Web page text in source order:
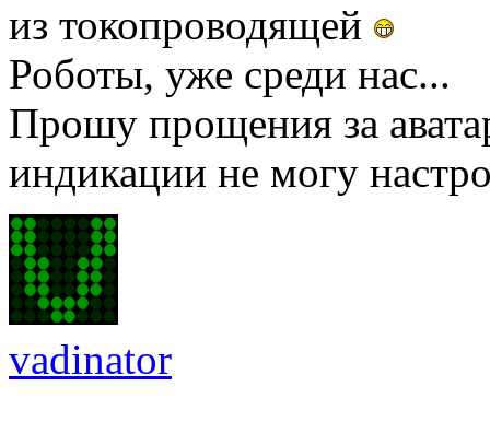
из токопроводящей
Роботы, уже среди нас...
Прошу прощения за
индикации не могу
vadinator